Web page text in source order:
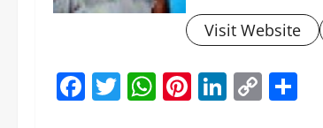
Visit Website
Facebook
Twitter
WhatsApp
Pinterest
LinkedIn
Copy